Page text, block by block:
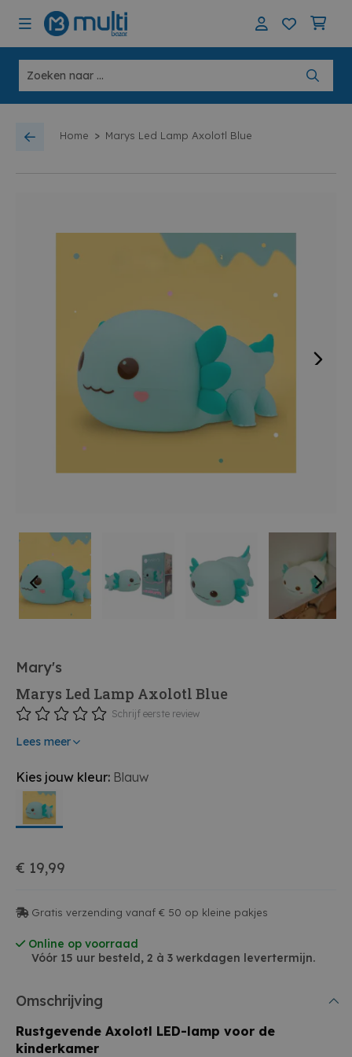
Home > Marys Led Lamp Axolotl Blue
Mary's
Marys Led Lamp Axolotl Blue
Schrijf eerste review
Lees meer
Kies jouw kleur: Blauw
€ 19,99
Gratis verzending vanaf € 50 op kleine pakjes
Online op voorraad
Vóór 15 uur besteld, 2 à 3 werkdagen levertermijn.
Omschrijving
Rustgevende Axolotl LED-lamp voor de
kinderkamer